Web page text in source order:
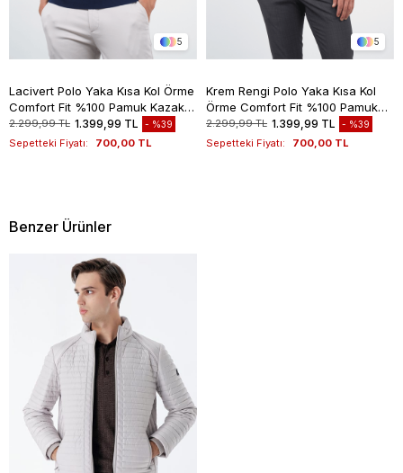
5
Lacivert Polo Yaka Kısa Kol Örme
Comfort Fit %100 Pamuk Kazak
1012260151
2.299,99 TL 1.399,99 TL %39
Sepetteki Fiyatı: 700,00 TL
5
Krem Rengi Polo Yaka Kısa Kol
Örme Comfort Fit %100 Pamuk
Kazak 1012260151
2.299,99 TL 1.399,99 TL %39
Sepetteki Fiyatı: 700,00 TL
Benzer Ürünler